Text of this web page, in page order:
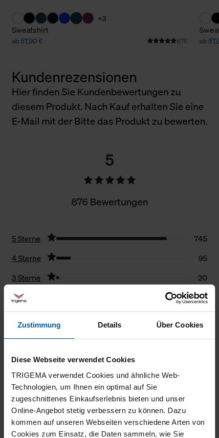
Zustimmung Details Über Cookies
Diese Webseite verwendet Cookies
TRIGEMA verwendet Cookies und ähnliche Web-
Technologien, um Ihnen ein optimal auf Sie
zugeschnittenes Einkaufserlebnis bieten und unser
Online-Angebot stetig verbessern zu können. Dazu
kommen auf unseren Webseiten verschiedene Arten von
Cookies zum Einsatz, die Daten sammeln, wie Sie
+3
Sweatshirt
ab 57,90 € 876 ab
Kundenrezensionen
Hier finden Sie Kundenbewertungen zu
diesem Produkt. Nach Kauf erhalten Sie eine
E-Mail mit der Bitte das Produkt zu bewerten.
5
876 Bewertungen
5 Sterne
745
4 Sterne
95
3 Sterne
20
2 Sterne
7
Filter zurücksetzen
5
Super Qualität, tolle Passform, geniales
Preis-Leistungsverhältnis